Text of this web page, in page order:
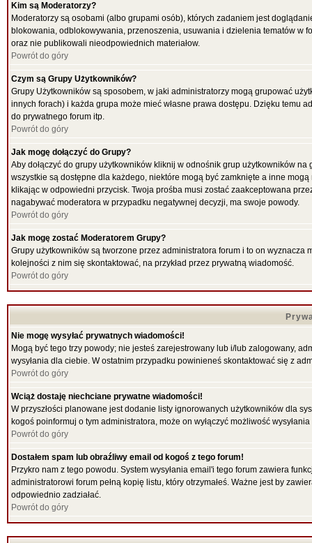
Kim są Moderatorzy?
Moderatorzy są osobami (albo grupami osób), których zadaniem jest
blokowania, odblokowywania, przenoszenia, usuwania i dzielenia tematów w
oraz nie publikowali nieodpowiednich materiałow.
Powrót do góry
Czym są Grupy Użytkowników?
Grupy Użytkowników są sposobem, w jaki administratorzy mogą grupować
innych forach) i każda grupa może mieć własne prawa dostępu. Dzięku temu
do prywatnego forum itp.
Powrót do góry
Jak mogę dołączyć do Grupy?
Aby dołączyć do grupy użytkowników kliknij w odnośnik grup użytkowników
wszystkie są dostępne dla każdego, niektóre mogą być zamknięte a inne
klikając w odpowiedni przycisk. Twoja prośba musi zostać zaakceptowana
nagabywać moderatora w przypadku negatywnej decyzji, ma swoje powody.
Powrót do góry
Jak mogę zostać Moderatorem Grupy?
Grupy użytkowników są tworzone przez administratora forum i to on
kolejności z nim się skontaktować, na przykład przez prywatną wiadomość.
Powrót do góry
Nie mogę wysyłać prywatnych wiadomości!
Mogą być tego trzy powody; nie jesteś zarejestrowany lub i/lub zalogowany,
wysyłania dla ciebie. W ostatnim przypadku powinieneś skontaktować się z
Powrót do góry
Wciąż dostaję niechciane prywatne wiadomości!
W przyszłości planowane jest dodanie listy ignorowanych użytkowników dla
kogoś poinformuj o tym administratora, może on wyłączyć możliwość
Powrót do góry
Dostałem spam lub obraźliwy email od kogoś z tego forum!
Przykro nam z tego powodu. System wysyłania email'i tego forum zawiera
administratorowi forum pełną kopię listu, który otrzymałeś. Ważne jest by
odpowiednio zadziałać.
Powrót do góry